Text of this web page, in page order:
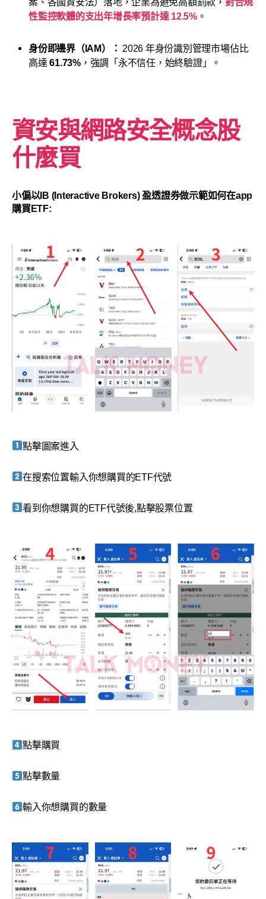
案、各國資安法）落地，企業為避免高額罰款， 對合規
性監控軟體的支出年增長率預計達 12.5%。
身份即邊界（IAM）： 2026 年身份識別管理市場佔比
高達61.73%，強調「永不信任，始終驗證」。
資安與網路安全概念股
什麼買
小偏以IB (Interactive Brokers) 盈透證券做示範如何在app
購買ETF:
點擊圖案進入
在搜索位置輸入你想購買的ETF代號
看到你想購買的ETF代號後,點擊股票位置
點擊購買
點擊數量
輸入你想購買的數量